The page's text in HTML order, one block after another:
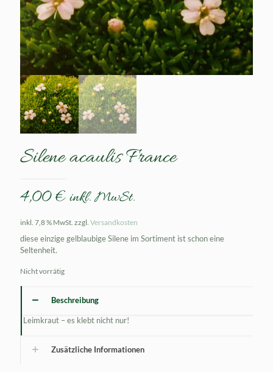
Silene acaulis France
4,00€ inkl. MwSt.
inkl. 7,8 % MwSt. zzgl. Versandkosten
diese einzige gelblaubige Silene im Sortiment ist schon eine
Seltenheit.
Nicht vorrätig
Beschreibung
Leimkraut – es klebt nicht nur!
Zusätzliche Informationen